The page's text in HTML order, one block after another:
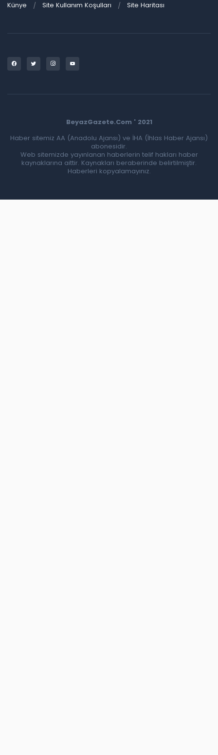
Künye Site Kullanım Koşulları Site Haritası
BeyazGazete.Com ' 2021
Haber sitemiz AA (Anadolu Ajansı) ve İHA (İhlas Haber Ajansı)
abonesidir.
Web sitemizde yayınlanan haberlerin telif hakları haber
kaynaklarına aittir. Kaynakları beraberinde belirtilmiştir.
Haberleri kopyalamayınız.